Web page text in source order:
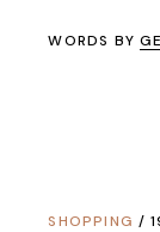
WORDS BY
SHOPPING